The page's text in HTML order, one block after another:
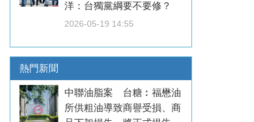
洋：台獨黨綱要不要修？
2026-05-19 14:55
熱門新聞
中聯油脂案 台糖︰福懋油
所供粗油導致商譽受損、商